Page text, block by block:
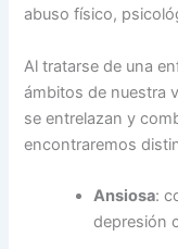
abuso físico,
Al tratarse de una
ámbitos de nuestra
se entrelazan y
encontraremos
Ansiosa:
depresión